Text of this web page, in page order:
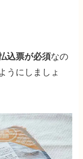
込票が必須なの
うにしましょ